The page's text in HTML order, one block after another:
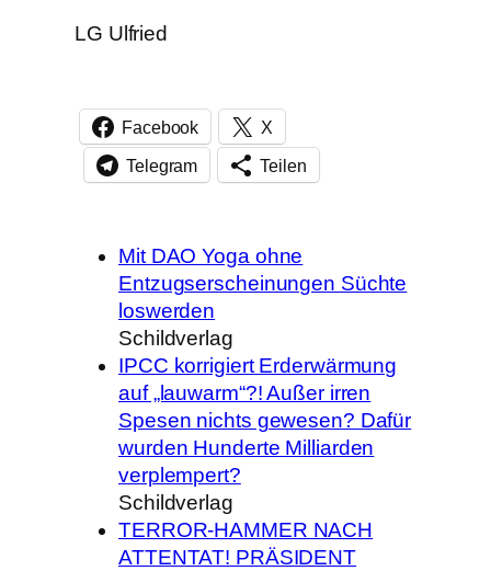
LG Ulfried
Facebook X
Telegram Teilen
Mit DAO Yoga ohne
Entzugserscheinungen Süchte
loswerden
Schildverlag
IPCC korrigiert Erderwärmung
auf „lauwarm“?! Außer irren
Spesen nichts gewesen? Dafür
wurden Hunderte Milliarden
verplempert?
Schildverlag
TERROR-HAMMER NACH
ATTENTAT! PRÄSIDENT